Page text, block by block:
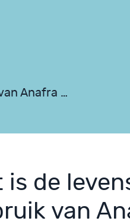
Anafra …
is de
van